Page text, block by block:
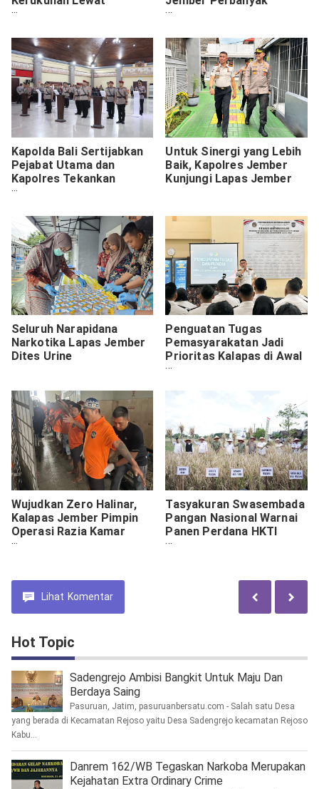
Dukungan Acara
Kegiatan Trolling
Kapolda Bali Sertijabkan
Pejabat Utama dan
Kapolres Tekankan
Profesionalisme dan
Untuk Sinergi yang Lebih
Baik, Kapolres Jember
Kunjungi Lapas Jember
Seluruh Narapidana
Narkotika Lapas Jember
Dites Urine
Penguatan Tugas
Pemasyarakatan Jadi
Prioritas Kalapas di Awal
Tahun 2026
Wujudkan Zero Halinar,
Kalapas Jember Pimpin
Operasi Razia Kamar
Hunian
Tasyakuran Swasembada
Pangan Nasional Warnai
Panen Perdana HKTI
Malang
Lihat Komentar
Hot Topic
Sadengrejo Ambisi Bangkit Untuk Maju Dan
Berdaya Saing
Pasuruan, Jatim, pasuruanbersatu.com - Salah satu Desa
yang berada di Kecamatan Rejoso yaitu Desa Sadengrejo kecamatan Rejoso
Kabu...
Danrem 162/WB Tegaskan Narkoba Merupakan
Kejahatan Extra Ordinary Crime